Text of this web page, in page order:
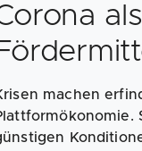
machen